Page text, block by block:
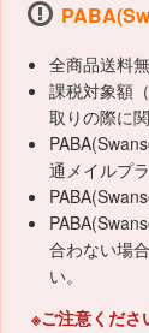
全商品送料
課税対象額
取りの際に
通メイルプ
合わない場
い。
※ご注意くださ